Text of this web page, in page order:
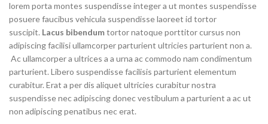
lorem porta montes suspendisse integer a ut montes suspendisse
posuere faucibus vehicula suspendisse laoreet id tortor
suscipit. Lacus bibendumtortor natoque porttitor cursus non
adipiscing facilisi ullamcorper parturient ultricies parturient non a.
Ac ullamcorper a ultrices a a urna ac commodo nam condimentum
parturient. Libero suspendisse facilisis parturient elementum
curabitur. Erat a per dis aliquet ultricies curabitur nostra
suspendisse nec adipiscing donec vestibulum a parturient a ac ut
non adipiscing penatibus nec erat.